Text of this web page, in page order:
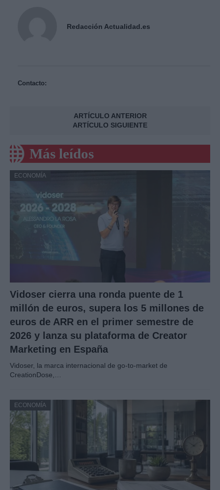
Redacción Actualidad.es
Contacto:
ARTÍCULO ANTERIOR
ARTÍCULO SIGUIENTE
Más leídos
ECONOMÍA
Vidoser cierra una ronda puente de 1
millón de euros, supera los 5 millones de
euros de ARR en el primer semestre de
2026 y lanza su plataforma de Creator
Marketing en España
Vidoser, la marca internacional de go-to-market de
CreationDose,…
ECONOMÍA